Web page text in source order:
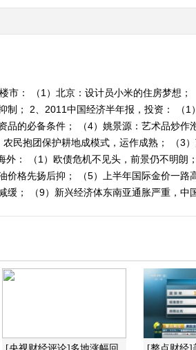
市： （1）北京：设计员小米的住房梦想
； 2、2011中国经济半年报，投资： （
的必备条件； （4）姚景源：艺术品炒作
民抱团保护耕地成模式，运作成熟； （3
外： （1）欧债危机不见头，前景仍不明
格先扬后抑； （5）上半年国际金价一
； （9）新兴经济体东南亚通胀严重，中